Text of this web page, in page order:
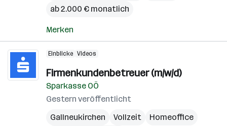
ab 2.000 € monatlich
Merken
Einblicke Videos
Firmenkundenbetreuer (m/w/d)
Sparkasse OÖ
Gestern veröffentlicht
Gallneukirchen
Vollzeit
Homeoffice